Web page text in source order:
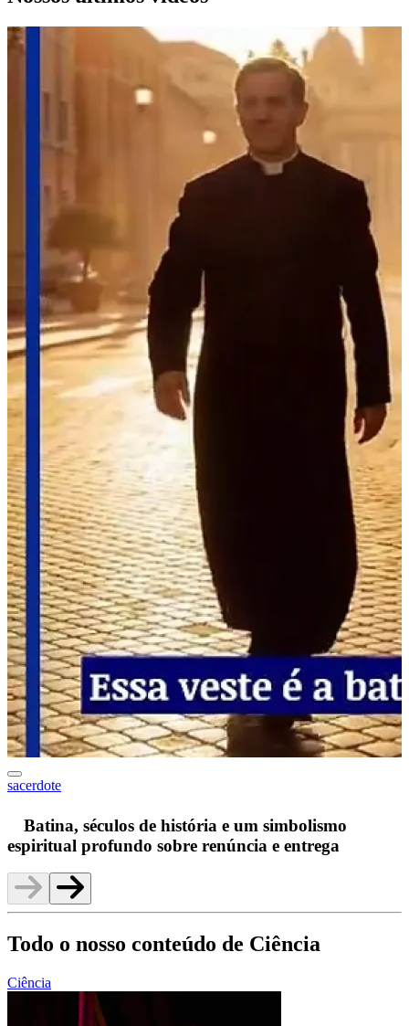
sacerdote
Batina, séculos de história e um simbolismo
espiritual profundo sobre renúncia e entrega
Todo o nosso conteúdo de Ciência
Ciência